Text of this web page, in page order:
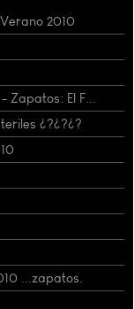
2010
Zapatos: El F...
¿?¿?¿?
...zapatos.